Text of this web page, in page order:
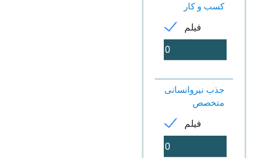
کسب و کار
فیلم
جذب نیروانسانی
متخصص
فیلم